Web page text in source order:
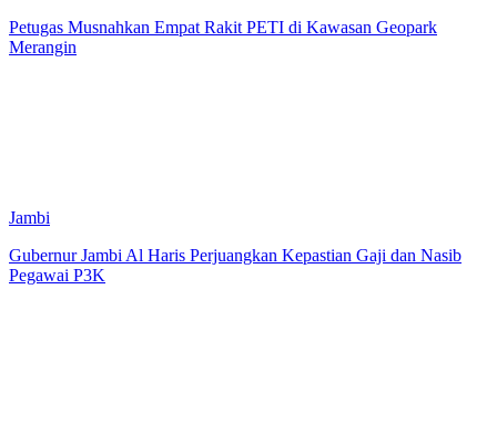
Petugas Musnahkan Empat Rakit PETI di Kawasan Geopark
Merangin
Jambi
Gubernur Jambi Al Haris Perjuangkan Kepastian Gaji dan Nasib
Pegawai P3K